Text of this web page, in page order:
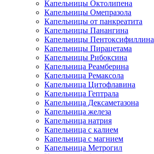
Капельницы Октолипена
Капельницы Омепразола
Капельницы от панкреатита
Капельницы Панангина
Капельницы Пентоксифиллина
Капельницы Пирацетама
Капельницы Рибоксина
Капельница Реамберина
Капельница Ремаксола
Капельница Цитофлавина
Капельница Гептрала
Капельница Дексаметазона
Капельница железа
Капельница натрия
Капельница с калием
Капельница с магнием
Капельница Метрогил